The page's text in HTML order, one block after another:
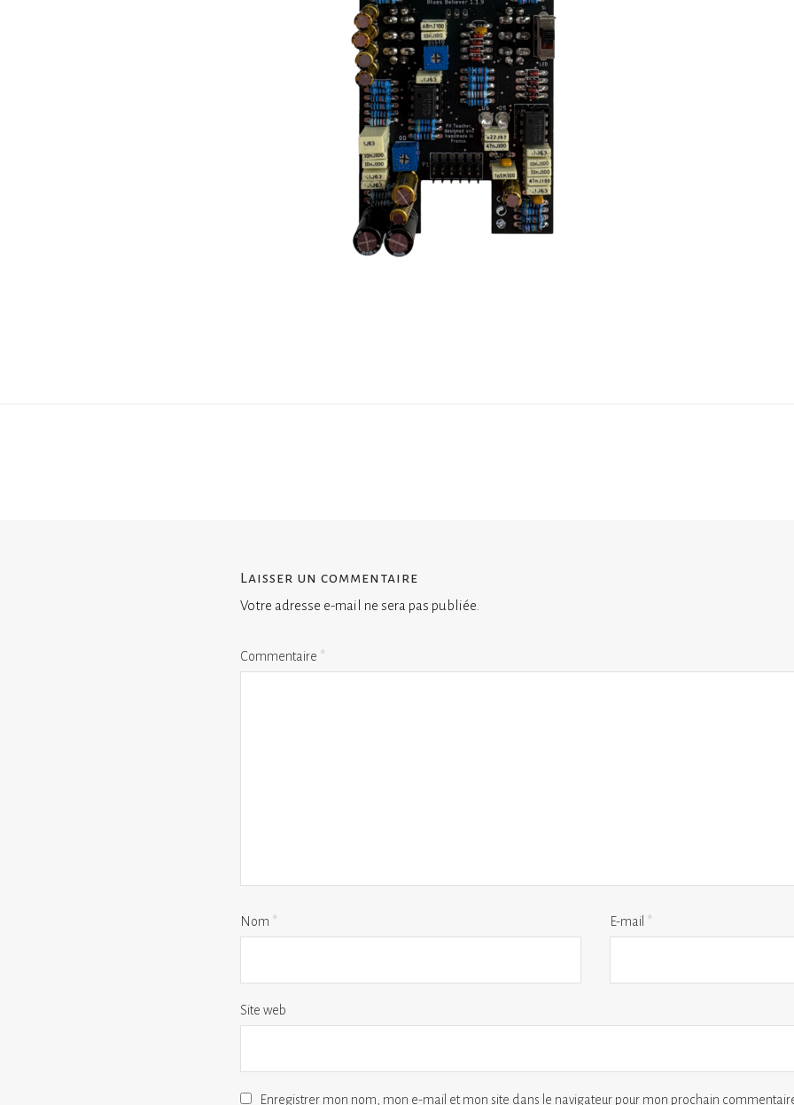
Laisser un commentaire
Votre adresse e-mail ne sera pas publiée.
Commentaire *
Nom * E-mail *
Site web
Enregistrer mon nom, mon e-mail et mon site dans le navigateur pour mon prochain